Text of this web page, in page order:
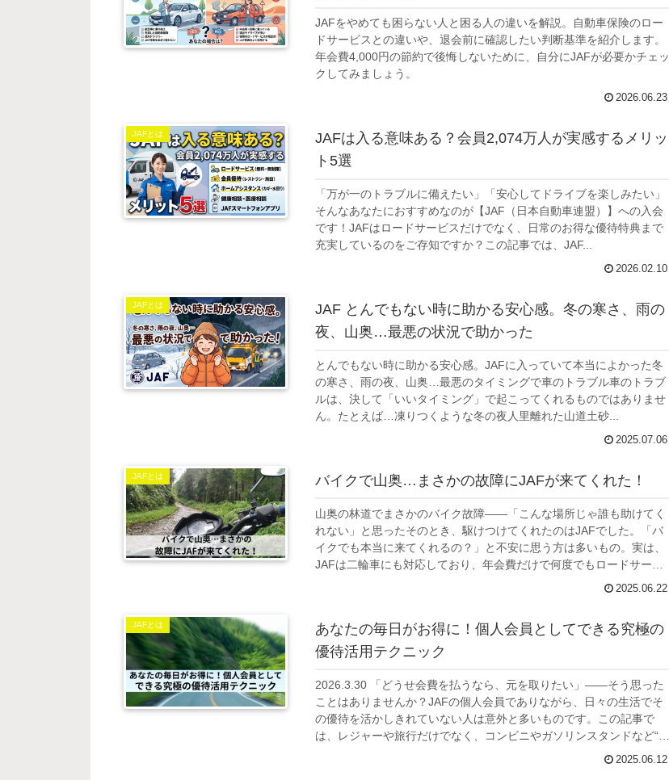
JAFをやめても困らない人と困る人の違いを解説。自動車保険のロー
ドサービスとの違いや、退会前に確認したい判断基準を紹介します。
年会費4,000円の節約で後悔しないために、自分にJAFが必要かチェッ
クしてみましょう。
2026.06.23
JAFとは
JAFは入る意味ある？会員2,074万人が実感するメリッ
ト5選
「万が一のトラブルに備えたい」「安心してドライブを楽しみたい」
そんなあなたにおすすめなのが【JAF（日本自動車連盟）】への入会
です！JAFはロードサービスだけでなく、日常のお得な優待特典まで
充実しているのをご存知ですか？この記事では、JAF...
2026.02.10
JAFとは
JAF とんでもない時に助かる安心感。冬の寒さ、雨の
夜、山奥…最悪の状況で助かった
とんでもない時に助かる安心感。JAFに入っていて本当によかった冬
の寒さ、雨の夜、山奥…最悪のタイミングで車のトラブル車のトラブ
ルは、決して「いいタイミング」で起こってくれるものではありませ
ん。たとえば…凍りつくような冬の夜人里離れた山道土砂...
2025.07.06
JAFとは バイクで山奥…まさかの故障にJAFが来てくれた！
山奥の林道でまさかのバイク故障――「こんな場所じゃ誰も助けてく
れない」と思ったそのとき、駆けつけてくれたのはJAFでした。「バ
イクでも本当に来てくれるの？」と不安に思う方は多いもの。実は、
JAFは二輪車にも対応しており、年会費だけで何度でもロードサービ
スが受けられる心強い味方です。この記事では、JAFがどのようにバ
2025.06.22
JAFとは
あなたの毎日がお得に！個人会員としてできる究極の
優待活用テクニック
2026.3.30 「どうせ会費を払うなら、元を取りたい」——そう思った
ことはありませんか？JAFの個人会員でありながら、日々の生活でそ
の優待を活かしきれていない人は意外と多いものです。この記事で
は、レジャーや旅行だけでなく、コンビニやガソリンスタンドなど“い
2025.06.12